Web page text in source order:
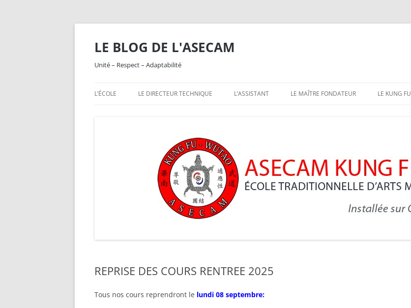
Aller
contenu
LE BLOG DE L'ASECAM
Unité – Respect – Adaptabilité
L’ÉCOLE LE DIRECTEUR TECHNIQUE L’ASSISTANT LE MAÎTRE FONDATEUR LE KUNG FU
REPRISE DES COURS RENTREE 2025
Tous nos cours reprendront le lundi 08 septembre: